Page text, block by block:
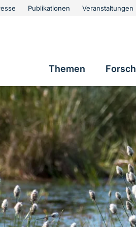
Publikationen Veranstaltungen
Themen